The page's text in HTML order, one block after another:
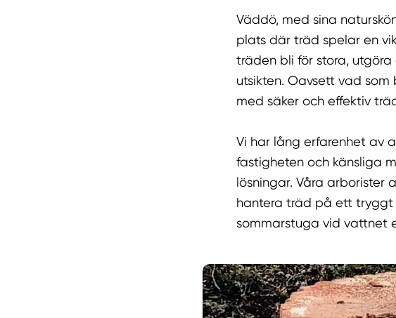
Väddö, med sina
plats där träd spelar en
träden bli för stora,
utsikten. Oavsett vad
med säker och effektiv
Vi har lång erfarenhet av
fastigheten och känsliga
lösningar. Våra arborister
hantera träd på ett tryggt
sommarstuga vid vattnet